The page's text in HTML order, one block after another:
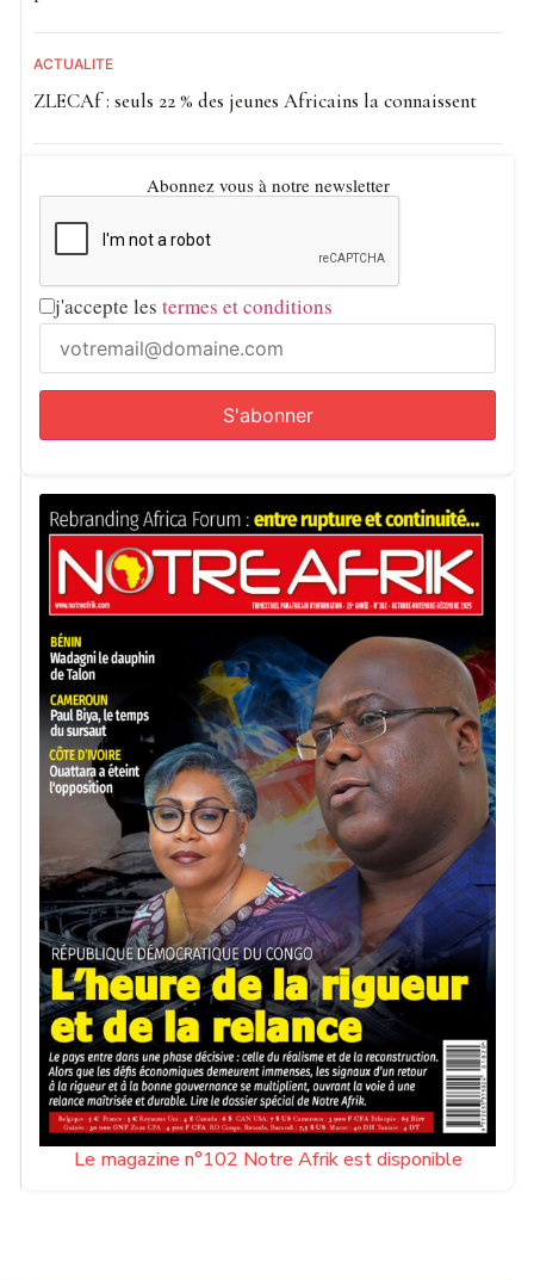
ACTUALITE
ZLECAf : seuls 22 % des jeunes Africains la connaissent
Abonnez vous à notre newsletter
j'accepte les termes et conditions
Le magazine n°102 Notre Afrik est disponible